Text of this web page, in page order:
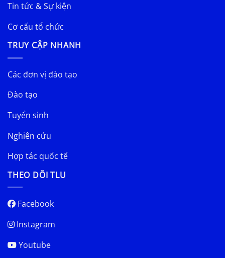
Tin tức & Sự kiện
Cơ cấu tổ chức
TRUY CẬP NHANH
Các đơn vị đào tạo
Đào tạo
Tuyển sinh
Nghiên cứu
Hợp tác quốc tế
THEO DÕI TLU
Facebook
Instagram
Youtube